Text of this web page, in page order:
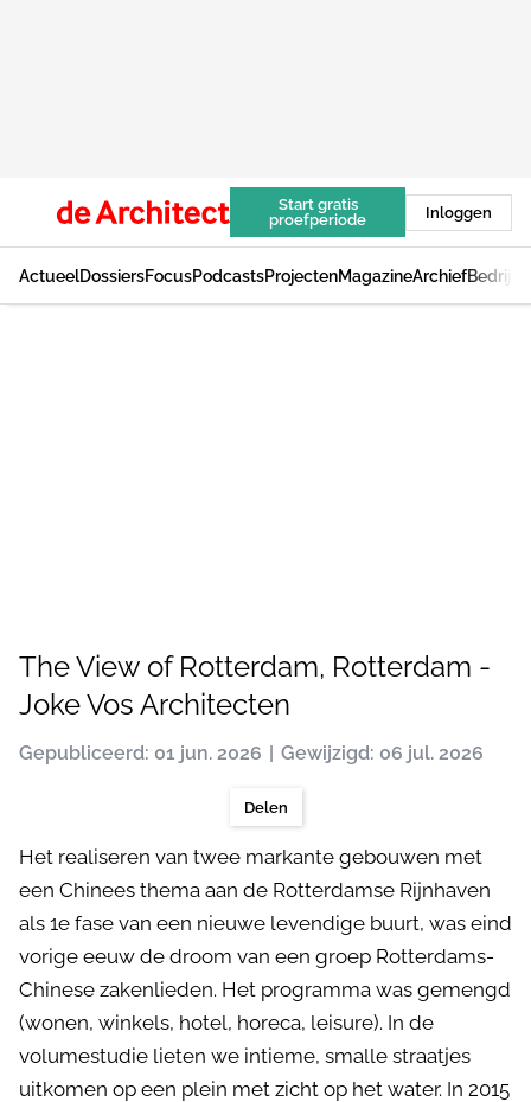
Start gratis
proefperiode
Inloggen
ActueelDossiersFocusPodcastsProjectenMagazineArchief
The View of Rotterdam, Rotterdam -
Joke Vos Architecten
Gepubliceerd: 01 jun. 2026 Gewijzigd: 06 jul. 2026
Delen
Het realiseren van twee markante gebouwen met
een Chinees thema aan de Rotterdamse Rijnhaven
als 1e fase van een nieuwe levendige buurt, was eind
vorige eeuw de droom van een groep Rotterdams-
Chinese zakenlieden. Het programma was gemengd
(wonen, winkels, hotel, horeca, leisure). In de
volumestudie lieten we intieme, smalle straatjes
uitkomen op een plein met zicht op het water. In 2015